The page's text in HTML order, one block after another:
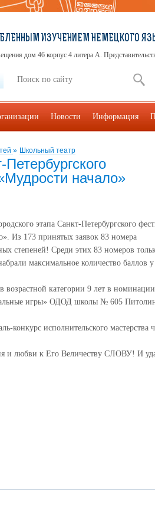
» Школьный театр
Петербургского
начало»
этапа Санкт-Петербургского
Из 173 принятых заявок 83 номера
степеней! Среди этих 83 номеров
максимальное количество баллов у
категории 9 лет в номинации
игры» ОДОД школы № 605
конкурс исполнительского мастерства
и любви к Его Величеству СЛОВУ! И
ИЗУЧЕНИЕМ НЕМЕЦКОГО
дом 46 корпус 4 литера А.
Новости Информация